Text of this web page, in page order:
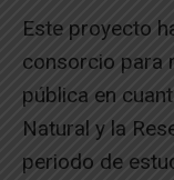
Este proyecto
consorcio para
pública en
Natural y la
periodo de